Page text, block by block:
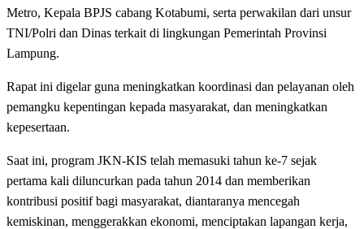
Metro, Kepala BPJS cabang Kotabumi, serta perwakilan dari unsur
TNI/Polri dan Dinas terkait di lingkungan Pemerintah Provinsi
Lampung.
Rapat ini digelar guna meningkatkan koordinasi dan pelayanan oleh
pemangku kepentingan kepada masyarakat, dan meningkatkan
kepesertaan.
Saat ini, program JKN-KIS telah memasuki tahun ke-7 sejak
pertama kali diluncurkan pada tahun 2014 dan memberikan
kontribusi positif bagi masyarakat, diantaranya mencegah
kemiskinan, menggerakkan ekonomi, menciptakan lapangan kerja,